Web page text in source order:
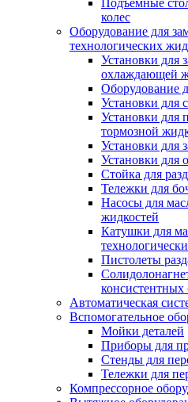
Подъемные
колес
Оборудование для
технологических
Установки для
охлаждающей
Оборудование
Установки для
Установки для
тормозной
Установки
Установки для
Стойка для
Тележки для
Насосы для
жидкостей
Катушки для
Пистолеты
консистентных
Автоматическая
Вспомогательное
Мойки деталей
Приборы для
Стенды для
Тележки для
Компрессорное